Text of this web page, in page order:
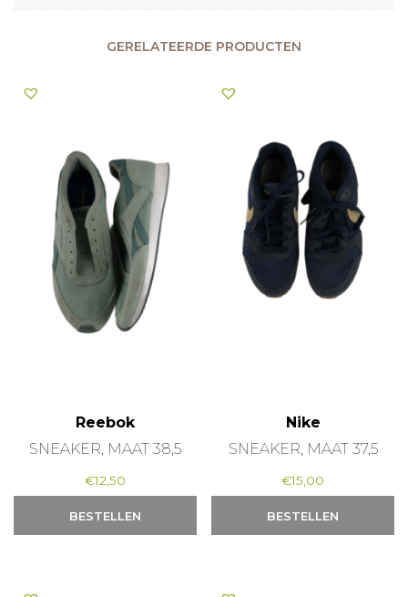
GERELATEERDE PRODUCTEN
Reebok
SNEAKER, MAAT 38,5
€12,50
BESTELLEN
Nike
SNEAKER, MAAT 37,5
€15,00
BESTELLEN